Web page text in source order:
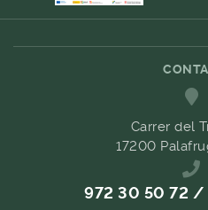
Carrer del
17200
972 30 50 72